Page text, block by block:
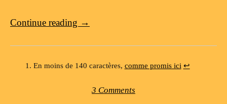
Continue reading →
En moins de 140 caractères, comme promis ici ↩
3 Comments